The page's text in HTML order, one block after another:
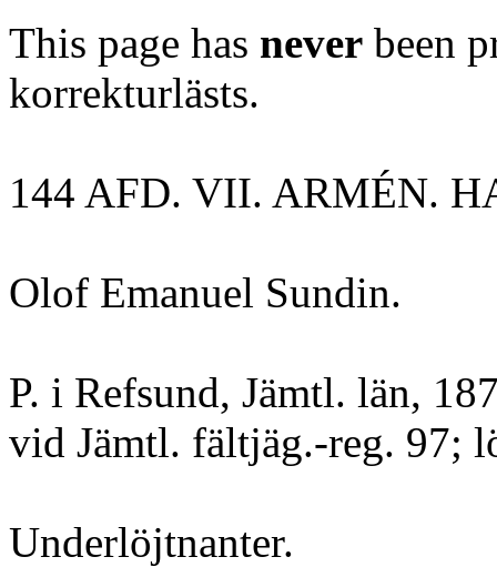
This page has never been
korrekturlästs.
144 AFD. VII. ARMÉN.
Olof Emanuel Sundin.
P. i Refsund, Jämtl. län,
vid Jämtl. fältjäg.-reg. 97;
Underlöjtnanter.